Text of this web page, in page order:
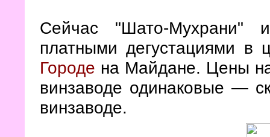
Сейчас "Шато-Мухрани"
платными дегустациями
Городе на Майдане. Цены
винзаводе одинаковые —
винзаводе.